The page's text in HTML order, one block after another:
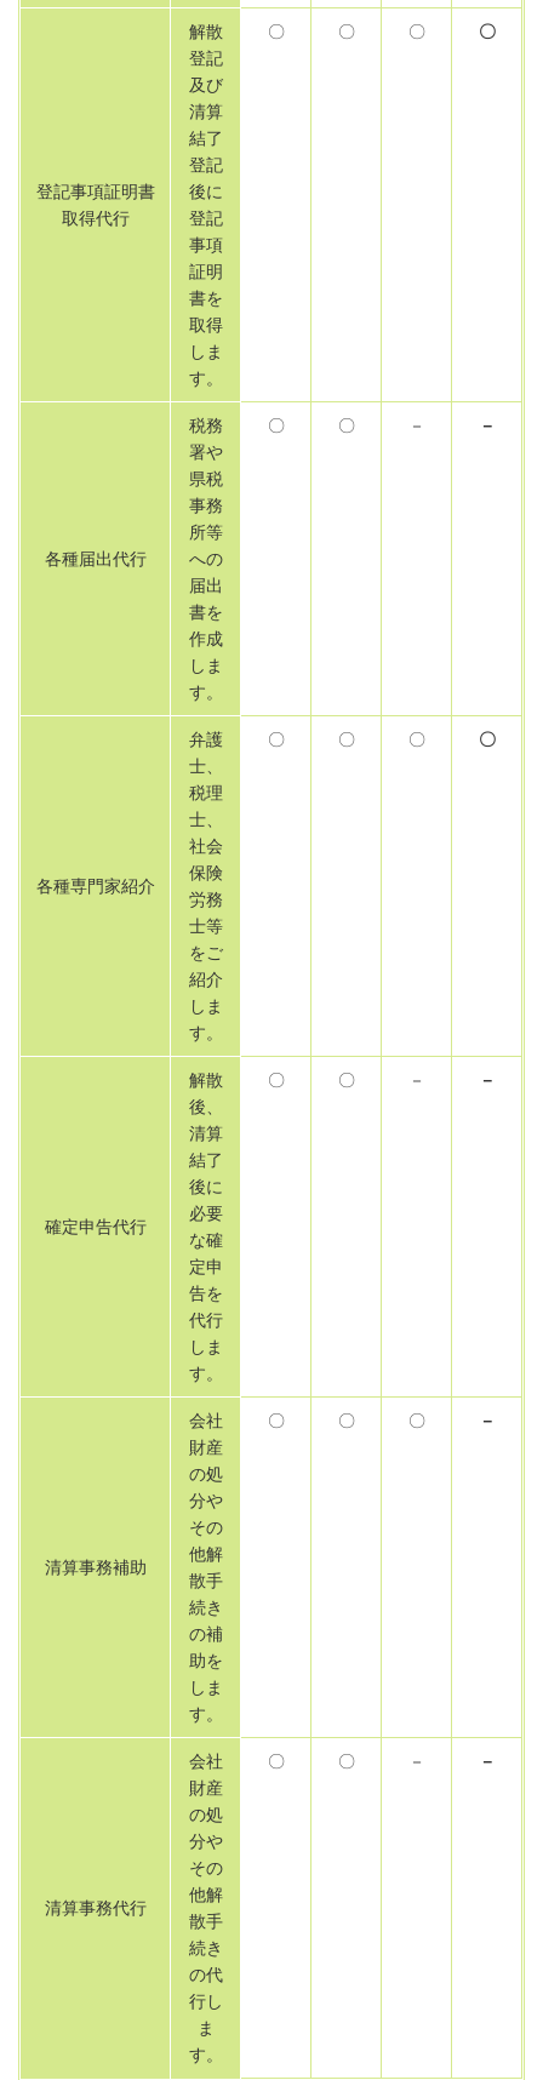
登記事項証明書
取得代行
解散
登記
及び
清算
結了
登記
後に
登記
事項
証明
書を
取得
しま
す。
〇 〇 〇 〇
各種届出代行
税務
署や
県税
事務
所等
への
届出
書を
作成
しま
す。
〇 〇 － －
各種専門家紹介
弁護
士、
税理
士、
社会
保険
労務
士等
をご
紹介
しま
す。
〇 〇 〇 〇
確定申告代行
解散
後、
清算
結了
後に
必要
な確
定申
告を
代行
しま
す。
〇 〇 － －
清算事務補助
会社
財産
の処
分や
その
他解
散手
続き
の補
助を
しま
す。
〇 〇 〇 －
清算事務代行
会社
財産
の処
分や
その
他解
散手
続き
の代
行し
ま
す。
〇 〇 － －